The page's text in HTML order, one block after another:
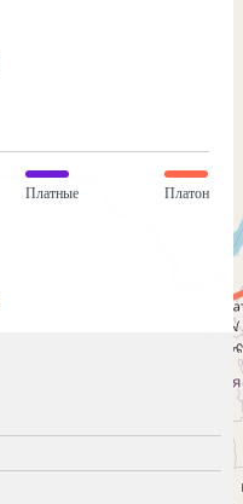
Платные Платон